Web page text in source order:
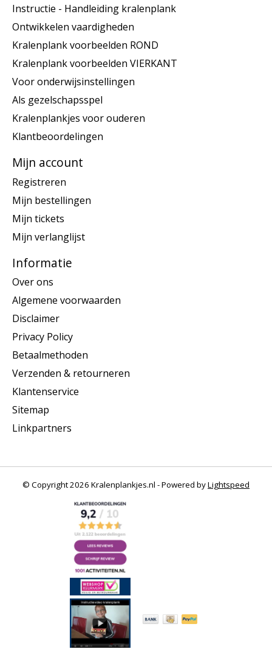
Instructie - Handleiding kralenplank
Ontwikkelen vaardigheden
Kralenplank voorbeelden ROND
Kralenplank voorbeelden VIERKANT
Voor onderwijsinstellingen
Als gezelschapsspel
Kralenplankjes voor ouderen
Klantbeoordelingen
Mijn account
Registreren
Mijn bestellingen
Mijn tickets
Mijn verlanglijst
Informatie
Over ons
Algemene voorwaarden
Disclaimer
Privacy Policy
Betaalmethoden
Verzenden & retourneren
Klantenservice
Sitemap
Linkpartners
© Copyright 2026 Kralenplankjes.nl - Powered byLightspeed